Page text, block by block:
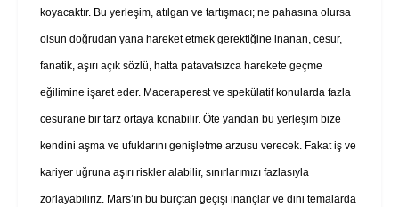
koyacaktır. Bu yerleşim, atılgan ve tartışmacı; ne pahasına olursa
olsun doğrudan yana hareket etmek gerektiğine inanan, cesur,
fanatik, aşırı açık sözlü, hatta patavatsızca harekete geçme
eğilimine işaret eder. Maceraperest ve spekülatif konularda fazla
cesurane bir tarz ortaya konabilir. Öte yandan bu yerleşim bize
kendini aşma ve ufuklarını genişletme arzusu verecek. Fakat iş ve
kariyer uğruna aşırı riskler alabilir, sınırlarımızı fazlasıyla
zorlayabiliriz. Mars’ın bu burçtan geçişi inançlar ve dini temalarda